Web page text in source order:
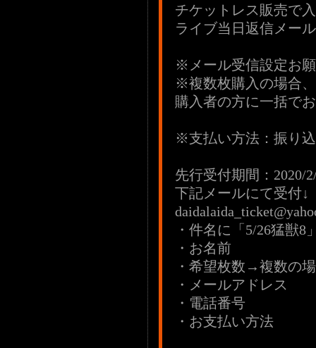
チケットレス販売で
ライブ当日返信メー
※メール受信設定お
※複数枚購入の場合
購入者の方に一括で
※支払い方法：振り
先行受付期間：2020/
下記メールにて受付↓
・件名に「5/26猛獣8
・お名前
・希望枚数→複数の
・メールアドレス
・電話番号
・お支払い方法